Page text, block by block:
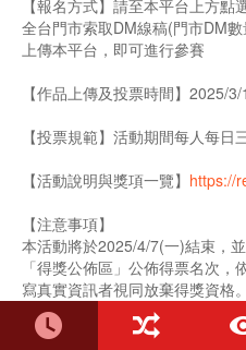
【報名方式】請至本平台上方
全台門市索取DM線稿(門市DM
上傳本平台，即可進行參賽
【作品上傳及投票時間】2025/
【投票規範】活動期間每人每
【活動說明與獎項一覽】 https://
【注意事項】
本活動將於2025/4/7(一)結束，
「得獎公佈區」公佈得票名次
寫真實資訊者視同放棄得獎資格
照不清晰等，經主辦單位評估將
有解釋、調整與修改本活動之權